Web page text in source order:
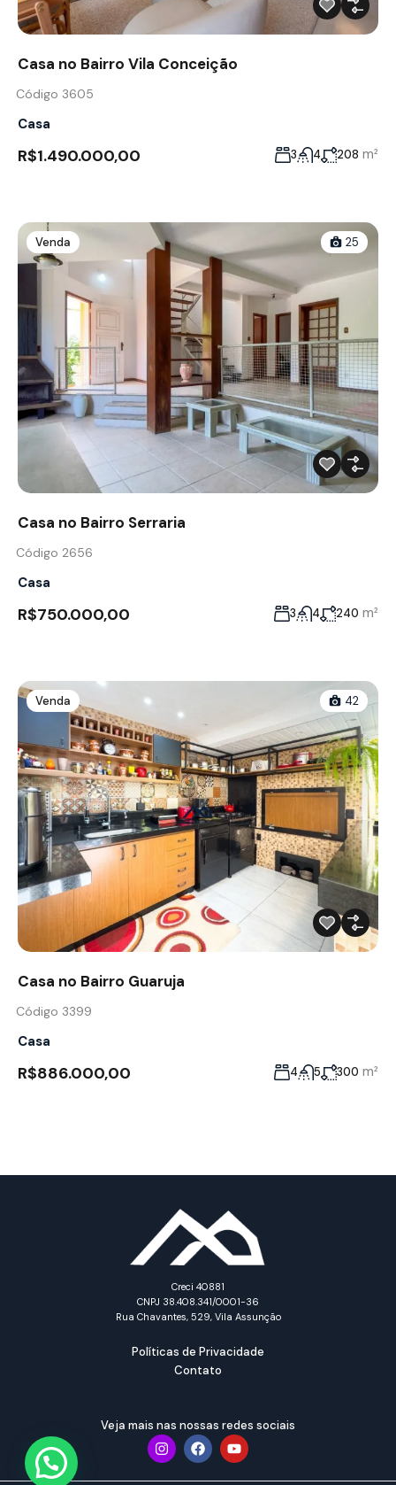
Casa no Bairro Vila Conceição
Código 3605
Casa
R$1.490.000,00 3 4 208 m²
Venda 25
Casa no Bairro Serraria
Código 2656
Casa
R$750.000,00 3 4 240 m²
Venda 42
Casa no Bairro Guaruja
Código 3399
Casa
R$886.000,00 4 5 300 m²
Creci 40881
CNPJ 38.408.341/0001-36
Rua Chavantes, 529, Vila Assunção
Políticas de Privacidade
Contato
Veja mais nas nossas redes sociais